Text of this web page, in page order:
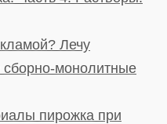
Лечу
монолитные
пирожка при